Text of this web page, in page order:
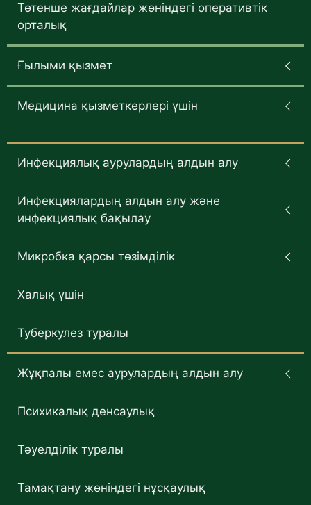
Төтенше жағдайлар жөніндегі оперативтік
орталық
Ғылыми қызмет
Медицина қызметкерлері үшін
Инфекциялық аурулардың алдын алу
Инфекциялардың алдын алу және
инфекциялық бақылау
Микробка қарсы төзімділік
Халық үшін
Туберкулез туралы
Жұқпалы емес аурулардың алдын алу
Психикалық денсаулық
Тәуелділік туралы
Тамақтану жөніндегі нұсқаулық